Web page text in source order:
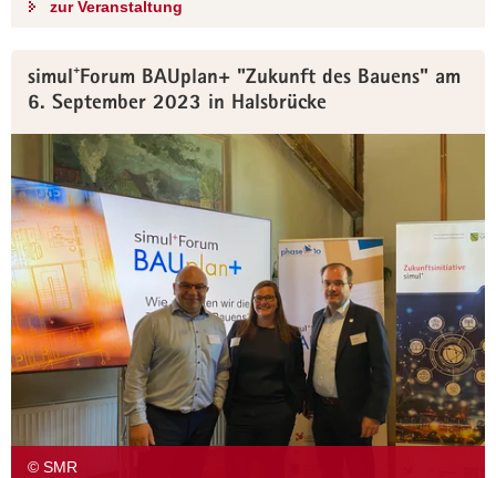
zur Veranstaltung
simul⁺Forum BAUplan+ "Zukunft des Bauens" am
6. September 2023 in Halsbrücke
© SMR